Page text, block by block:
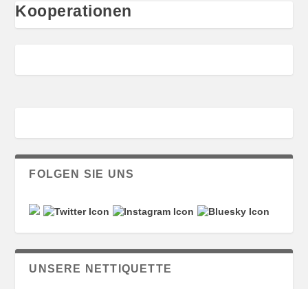
Kooperationen
FOLGEN SIE UNS
UNSERE NETTIQUETTE